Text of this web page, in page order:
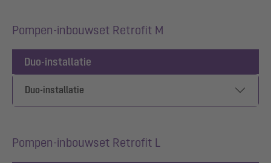
Pompen-inbouwset Retrofit M
Duo-installatie
Duo-installatie
Pompen-inbouwset Retrofit L